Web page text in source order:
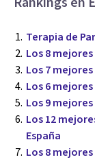
Terapia de
Los 8
Los 7
Los 6
Los 9
Los 12
España
Los 8